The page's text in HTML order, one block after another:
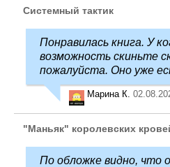
Системный тактик
Понравилась книга. У
возможность скиньте
пожалуйста. Оно уже
Марина К.
"Маньяк" королевских
По обложке видно, что